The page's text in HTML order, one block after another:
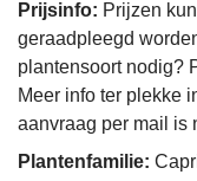
Prijsinfo: Prijzen
geraadpleegd
plantensoort nodig?
Meer info ter plekke
aanvraag per mail is
Plantenfamilie: